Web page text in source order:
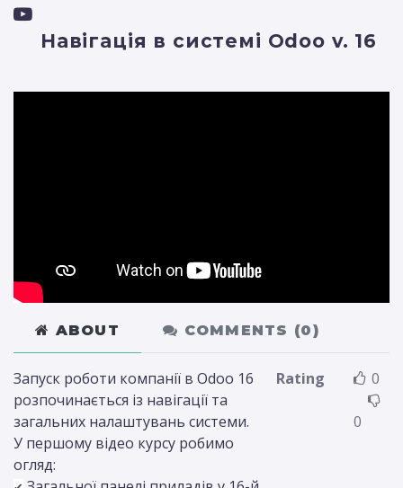
Навігація в системі Odoo v. 16
ABOUT COMMENTS (0)
Запуск роботи компанії в Odoo 16
розпочинається із навігації та
загальних налаштувань системи.
У першому відео курсу робимо
огляд:
Rating 0
0